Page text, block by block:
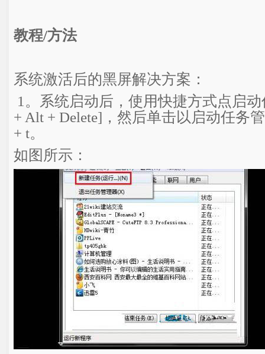
教程/方法
系统激活后的黑屏解决方案：
1。系统启动后，使用快捷方式点启
+ Alt + Delete]，然后单击以启动任务
+ t。
如图所示：